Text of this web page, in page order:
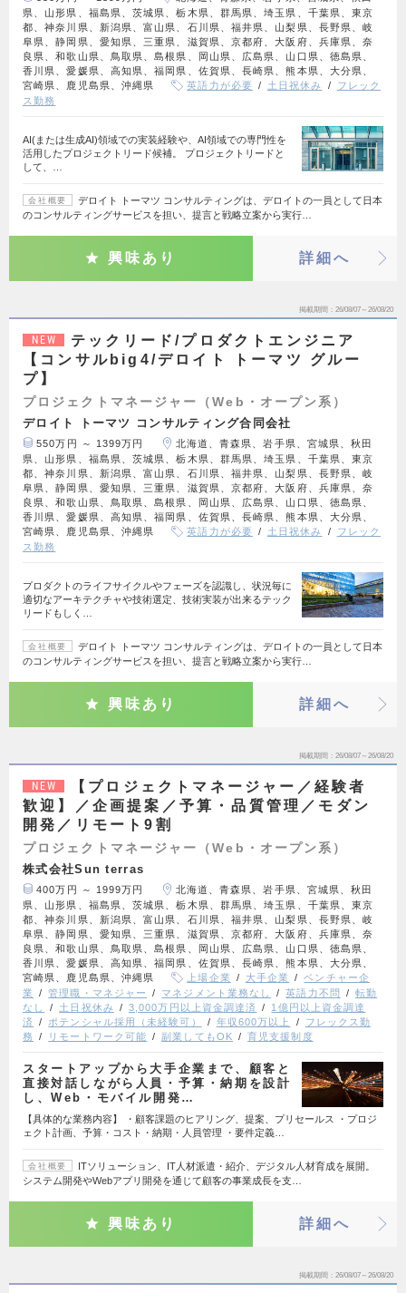
県、山形県、福島県、茨城県、栃木県、群馬県、埼玉県、千葉県、東京
都、神奈川県、新潟県、富山県、石川県、福井県、山梨県、長野県、岐
阜県、静岡県、愛知県、三重県、滋賀県、京都府、大阪府、兵庫県、奈
良県、和歌山県、鳥取県、島根県、岡山県、広島県、山口県、徳島県、
香川県、愛媛県、高知県、福岡県、佐賀県、長崎県、熊本県、大分県、
宮崎県、鹿児島県、沖縄県
英語力が必要 土日祝休み
フレック
ス勤務
AI(または生成AI)領域での実装経験や、AI領域での専門性を
活用したプロジェクトリード候補。 プロジェクトリードと
して、…
会社概要
デロイト トーマツ コンサルティングは、デロイトの一員として日本
のコンサルティングサービスを担い、提言と戦略立案から実行…
興味あり 詳細へ
掲載期間 26/08/07～26/08/20
NEW
テックリード/プロダクトエンジニア
【コンサルbig4/デロイト トーマツ グルー
プ】
プロジェクトマネージャー（Web・オープン系）
デロイト トーマツ コンサルティング合同会社
550万円 ～ 1399万円
北海道、青森県、岩手県、宮城県、秋田
県、山形県、福島県、茨城県、栃木県、群馬県、埼玉県、千葉県、東京
都、神奈川県、新潟県、富山県、石川県、福井県、山梨県、長野県、岐
阜県、静岡県、愛知県、三重県、滋賀県、京都府、大阪府、兵庫県、奈
良県、和歌山県、鳥取県、島根県、岡山県、広島県、山口県、徳島県、
香川県、愛媛県、高知県、福岡県、佐賀県、長崎県、熊本県、大分県、
宮崎県、鹿児島県、沖縄県
英語力が必要 土日祝休み
フレック
ス勤務
プロダクトのライフサイクルやフェーズを認識し、状況毎に
適切なアーキテクチャや技術選定、技術実装が出来るテック
リードもしく…
会社概要
デロイト トーマツ コンサルティングは、デロイトの一員として日本
のコンサルティングサービスを担い、提言と戦略立案から実行…
興味あり 詳細へ
掲載期間 26/08/07～26/08/20
NEW
【プロジェクトマネージャー／経験者
歓迎】／企画提案／予算・品質管理／モダン
開発／リモート9割
プロジェクトマネージャー（Web・オープン系）
株式会社Sun terras
400万円 ～ 1999万円
北海道、青森県、岩手県、宮城県、秋田
県、山形県、福島県、茨城県、栃木県、群馬県、埼玉県、千葉県、東京
都、神奈川県、新潟県、富山県、石川県、福井県、山梨県、長野県、岐
阜県、静岡県、愛知県、三重県、滋賀県、京都府、大阪府、兵庫県、奈
良県、和歌山県、鳥取県、島根県、岡山県、広島県、山口県、徳島県、
香川県、愛媛県、高知県、福岡県、佐賀県、長崎県、熊本県、大分県、
宮崎県、鹿児島県、沖縄県
上場企業 大手企業
ベンチャー企
業
管理職・マネジャー マネジメント業務なし 英語力不問
転勤
なし
土日祝休み 3,000万円以上資金調達済
1億円以上資金調達
済
ポテンシャル採用（未経験可） 年収600万以上
フレックス勤
務
リモートワーク可能 副業してもOK 育児支援制度
スタートアップから大手企業まで、顧客と
直接対話しながら人員・予算・納期を設計
し、Web・モバイル開発…
【具体的な業務内容】 ・顧客課題のヒアリング、提案、プリセールス ・プロジ
ェクト計画、予算・コスト・納期・人員管理 ・要件定義…
会社概要
ITソリューション、IT人材派遣・紹介、デジタル人材育成を展開。
システム開発やWebアプリ開発を通じて顧客の事業成長を支…
興味あり 詳細へ
掲載期間 26/08/07～26/08/20